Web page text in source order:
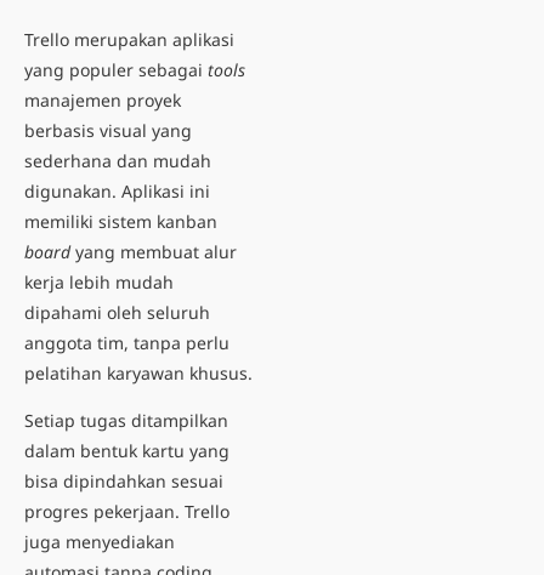
Trello merupakan aplikasi
yang populer sebagai tools
manajemen proyek
berbasis visual yang
sederhana dan mudah
digunakan. Aplikasi ini
memiliki sistem kanban
boardyang membuat alur
kerja lebih mudah
dipahami oleh seluruh
anggota tim, tanpa perlu
pelatihan karyawan khusus.
Setiap tugas ditampilkan
dalam bentuk kartu yang
bisa dipindahkan sesuai
progres pekerjaan. Trello
juga menyediakan